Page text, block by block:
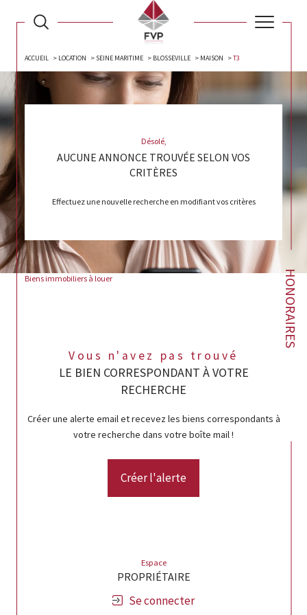
HONORAIRES
ACCUEIL LOCATION SEINE MARITIME BLOSSEVILLE MAISON T3
Désolé,
AUCUNE ANNONCE TROUVÉE SELON VOS
CRITÈRES
Effectuez une nouvelle recherche en modifiant vos critères
Biens immobiliers à louer
Vous n'avez pas trouvé
LE BIEN CORRESPONDANT À VOTRE
RECHERCHE
Créer une alerte email et recevez les biens correspondants à
votre recherche dans votre boîte mail !
Créer l'alerte
Espace
PROPRIÉTAIRE
Se connecter